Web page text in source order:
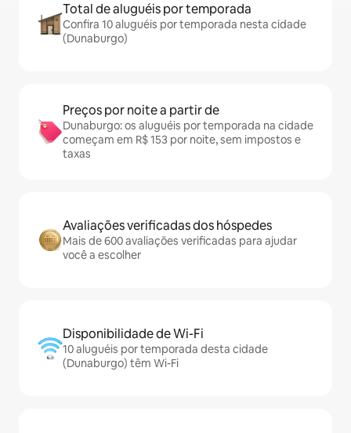
Total de aluguéis por temporada
Confira 10 aluguéis por temporada nesta cidade
(Dunaburgo)
Preços por noite a partir de
Dunaburgo: os aluguéis por temporada na cidade
começam em R$ 153 por noite, sem impostos e
taxas
Avaliações verificadas dos hóspedes
Mais de 600 avaliações verificadas para ajudar
você a escolher
Disponibilidade de Wi-Fi
10 aluguéis por temporada desta cidade
(Dunaburgo) têm Wi-Fi